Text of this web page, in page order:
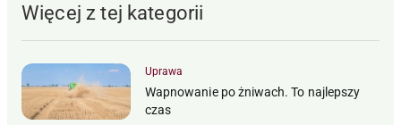
Więcej z tej kategorii
Uprawa
Wapnowanie po żniwach. To najlepszy
czas